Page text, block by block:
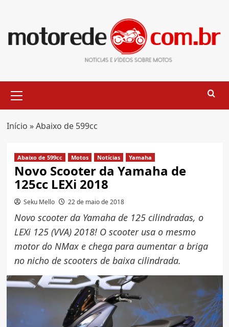
content
Menu
Início »Abaixo de 599cc
Abaixo de 599cc Motos Notícias Yamaha
Novo Scooter da Yamaha de
125cc LEXi 2018
Seku Mello 22 de maio de 2018
Novo scooter da Yamaha de 125 cilindradas, o
LEXi 125 (VVA) 2018! O scooter usa o mesmo
motor do NMax e chega para aumentar a briga
no nicho de scooters de baixa cilindrada.